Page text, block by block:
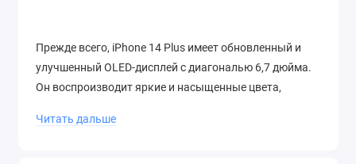
Прежде всего, iPhone 14 Plus имеет обновленный и
улучшенный OLED-дисплей с диагональю 6,7 дюйма.
Он воспроизводит яркие и насыщенные цвета,
изображения. Разрешение экрана также значительно
Читать дальше